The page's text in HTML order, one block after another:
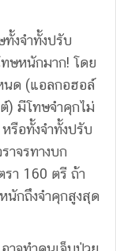
งจำทั้งปรับ
ษหนักมาก! โดย
นด (แอลกอฮอล์
) มีโทษจำคุกไม่
รือทั้งจำทั้งปรับ
าจรทางบก
า 160 ตรี ถ้า
นักถึงจำคุกสูงสุด